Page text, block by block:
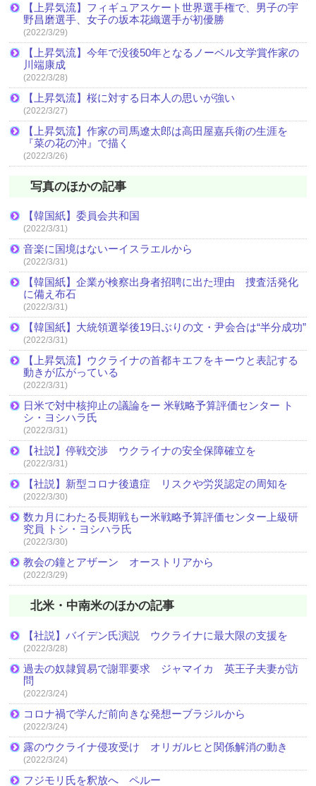
【上昇気流】フィギュアスケート世界選手権で、男子の宇
野昌磨選手、女子の坂本花織選手が初優勝
(2022/3/29)
【上昇気流】今年で没後50年となるノーベル文学賞作家の
川端康成
(2022/3/28)
【上昇気流】桜に対する日本人の思いが強い
(2022/3/27)
【上昇気流】作家の司馬遼太郎は高田屋嘉兵衛の生涯を
『菜の花の沖』で描く
(2022/3/26)
写真のほかの記事
【韓国紙】委員会共和国
(2022/3/31)
音楽に国境はないーイスラエルから
(2022/3/31)
【韓国紙】企業が検察出身者招聘に出た理由 捜査活発化
に備え布石
(2022/3/31)
【韓国紙】大統領選挙後19日ぶりの文・尹会合は“半分成功”
(2022/3/31)
【上昇気流】ウクライナの首都キエフをキーウと表記する
動きが広がっている
(2022/3/31)
日米で対中核抑止の議論をー 米戦略予算評価センター ト
シ・ヨシハラ氏
(2022/3/31)
【社説】停戦交渉 ウクライナの安全保障確立を
(2022/3/31)
【社説】新型コロナ後遺症 リスクや労災認定の周知を
(2022/3/30)
数カ月にわたる長期戦もー米戦略予算評価センター上級研
究員 トシ・ヨシハラ氏
(2022/3/30)
教会の鐘とアザーン オーストリアから
(2022/3/29)
北米・中南米のほかの記事
【社説】バイデン氏演説 ウクライナに最大限の支援を
(2022/3/28)
過去の奴隷貿易で謝罪要求 ジャマイカ 英王子夫妻が訪
問
(2022/3/24)
コロナ禍で学んだ前向きな発想ーブラジルから
(2022/3/24)
露のウクライナ侵攻受け オリガルヒと関係解消の動き
(2022/3/24)
フジモリ氏を釈放へ ペルー